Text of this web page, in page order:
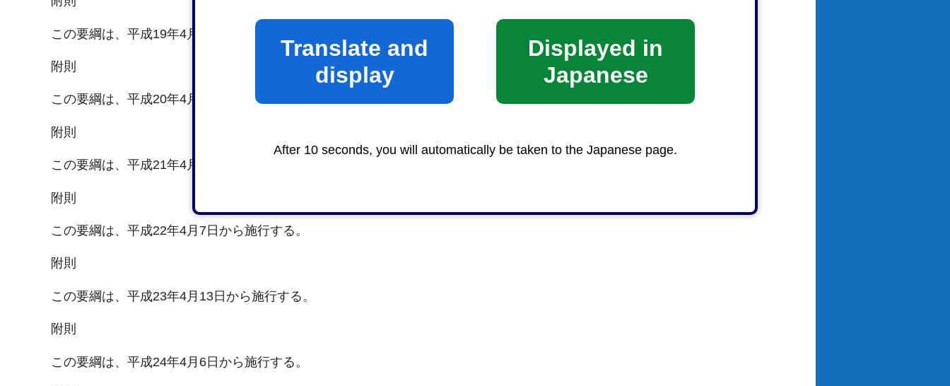
Translate and
display
Displayed in
Japanese
After 10 seconds, you will automatically be taken to the Japanese page.
この要綱は、平成19年4月13日から施行する。
附則
この要綱は、平成20年4月3日から施行する。
附則
この要綱は、平成21年4月9日から施行する。
附則
この要綱は、平成22年4月7日から施行する。
附則
この要綱は、平成23年4月13日から施行する。
附則
この要綱は、平成24年4月6日から施行する。